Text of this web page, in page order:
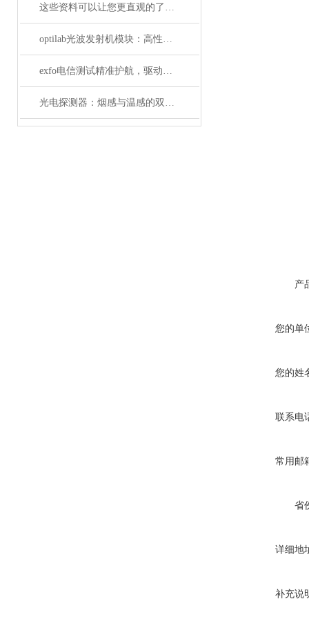
这些资料可以让您更直观的了解什么是电光调制器！
optilab光波发射机模块：高性能通信的核心组件
exfo电信测试精准护航，驱动通信网络高质量发展
光电探测器：烟感与温感的双重角色
产
您的单
您的姓
联系电
常用邮
省
详细地
补充说